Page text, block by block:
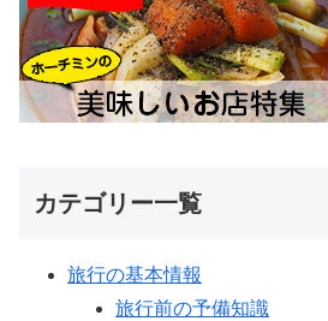
カテゴリー一覧
旅行の基本情報
旅行前の予備知識